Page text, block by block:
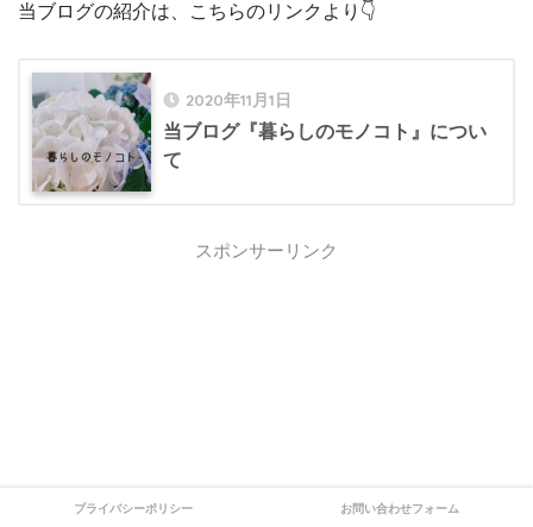
当ブログの紹介は、こちらのリンクより👇
2020年11月1日
当ブログ『暮らしのモノコト』につい
て
スポンサーリンク
プライバシーポリシー お問い合わせフォーム